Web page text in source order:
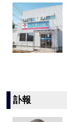
訃報